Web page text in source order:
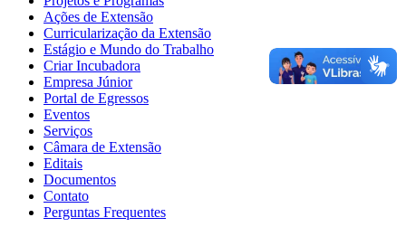
Ações de Extensão
Curricularização da Extensão
Estágio e Mundo do Trabalho
Criar Incubadora
Empresa Júnior
Portal de Egressos
Eventos
Serviços
Câmara de Extensão
Editais
Documentos
Contato
Perguntas Frequentes